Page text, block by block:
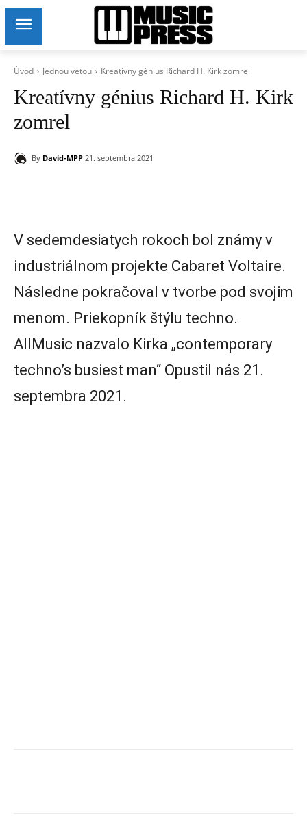
Úvod Jednou vetou Kreatívny génius Richard H. Kirk zomrel
Kreatívny génius Richard H. Kirk
zomrel
By David-MPP 21. septembra 2021
V sedemdesiatych rokoch bol známy v
industriálnom projekte Cabaret Voltaire.
Následne pokračoval v tvorbe pod svojim
menom. Priekopník štýlu techno.
AllMusic nazvalo Kirka „contemporary
techno’s busiest man“ Opustil nás 21.
septembra 2021.